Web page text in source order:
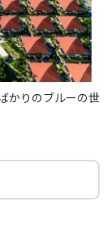
かりのブルーの世